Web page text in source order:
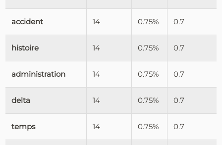
accident 14 0.75% 0.7
histoire 14 0.75% 0.7
administration 14 0.75% 0.7
delta 14 0.75% 0.7
temps 14 0.75% 0.7